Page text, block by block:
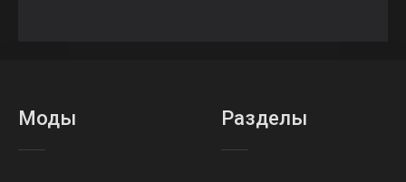
Моды Разделы